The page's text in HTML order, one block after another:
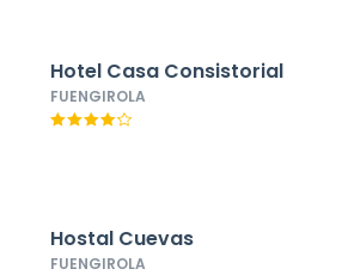
Hotel Casa Consistorial
FUENGIROLA
Hostal Cuevas
FUENGIROLA